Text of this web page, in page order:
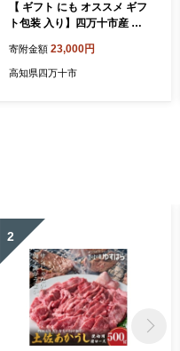
【 ギフト にも オススメ ギフ
ト包装 入り】四万十市産 米
四万十川の支流で育った 山
間米 高知県 高知 四万十 しま
寄附金額 23,000円
高知県四万十市
2